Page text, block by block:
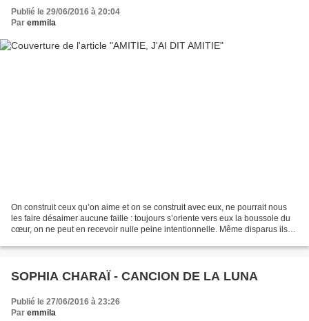
Publié le 29/06/2016 à 20:04
Par emmila
On construit ceux qu’on aime et on se construit avec eux, ne pourrait nous
les faire désaimer aucune faille : toujours s’oriente vers eux la boussole du
cœur, on ne peut en recevoir nulle peine intentionnelle. Même disparus ils
SOPHIA CHARAÏ - CANCION DE LA LUNA
Publié le 27/06/2016 à 23:26
Par emmila